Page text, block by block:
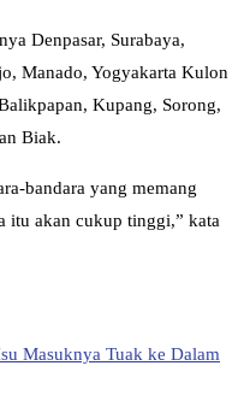
Denpasar, Surabaya,
Manado, Yogyakarta Kulon
Kupang, Sorong,
Biak.
bandara yang memang
itu akan cukup tinggi,” kata
Masuknya Tuak ke Dalam